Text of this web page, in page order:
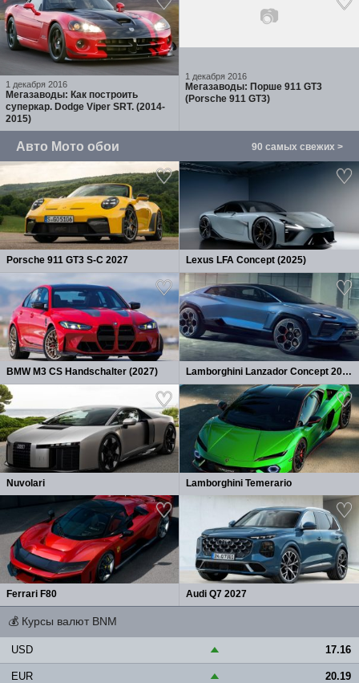
1 декабря 2016
Мегазаводы: Как построить
суперкар. Dodge Viper SRT. (2014-
2015)
📷
1 декабря 2016
Мегазаводы: Порше 911 GT3
(Porsche 911 GT3)
Авто Мото обои 90 самых свежих >
Porsche 911 GT3 S-C 2027 Lexus LFA Concept (2025)
BMW M3 CS Handschalter (2027) Lamborghini Lanzador Concept 2026
Nuvolari Lamborghini Temerario
Ferrari F80 Audi Q7 2027
💰 Курсы валют BNM
USD ▲ 17.16
EUR ▲ 20.19